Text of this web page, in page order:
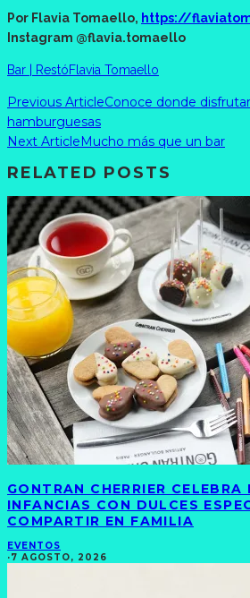
Por Flavia Tomaello, https://
Instagram @flavia.tomaello
Bar | RestóFlavia Tomaello
Previous ArticleConoce donde
hamburguesas
Next ArticleMucho más que un bar
RELATED POSTS
GONTRAN CHERRIER
INFANCIAS CON DULCES
COMPARTIR EN FAMILIA
EVENTOS
·7 AGOSTO, 2026